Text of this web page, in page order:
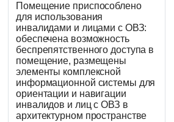
Помещение приспособлено
для использования
инвалидами и лицами с ОВЗ:
обеспечена возможность
беспрепятственного доступа в
помещение, размещены
элементы комплексной
информационной системы для
ориентации и навигации
инвалидов и лиц с ОВЗ в
архитектурном пространстве